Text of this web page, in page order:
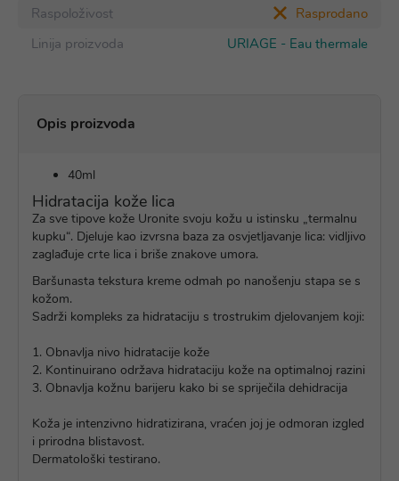
Raspoloživost
Rasprodano
Linija proizvoda
URIAGE - Eau thermale
Opis proizvoda
40ml
Hidratacija kože lica
Za sve tipove kože Uronite svoju kožu u istinsku „termalnu
kupku“. Djeluje kao izvrsna baza za osvjetljavanje lica: vidljivo
zaglađuje crte lica i briše znakove umora.
Baršunasta tekstura kreme odmah po nanošenju stapa se s
kožom.
Sadrži kompleks za hidrataciju s trostrukim djelovanjem koji:
1. Obnavlja nivo hidratacije kože
2. Kontinuirano održava hidrataciju kože na optimalnoj razini
3. Obnavlja kožnu barijeru kako bi se spriječila dehidracija
Koža je intenzivno hidratizirana, vraćen joj je odmoran izgled
i prirodna blistavost.
Dermatološki testirano.